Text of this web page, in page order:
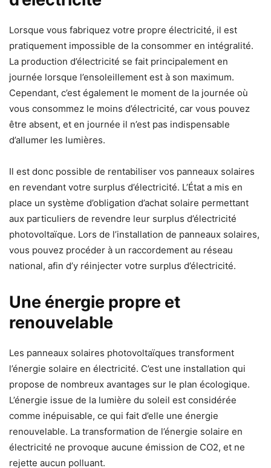
Lorsque vous fabriquez votre propre électricité, il est
pratiquement impossible de la consommer en intégralité.
La production d’électricité se fait principalement en
journée lorsque l’ensoleillement est à son maximum.
Cependant, c’est également le moment de la journée où
vous consommez le moins d’électricité, car vous pouvez
être absent, et en journée il n’est pas indispensable
d’allumer les lumières.
Il est donc possible de rentabiliser vos panneaux solaires
en revendant votre surplus d’électricité. L’État a mis en
place un système d’obligation d’achat solaire permettant
aux particuliers de revendre leur surplus d’électricité
photovoltaïque. Lors de l’installation de panneaux solaires,
vous pouvez procéder à un raccordement au réseau
national, afin d’y réinjecter votre surplus d’électricité.
Une énergie propre et
renouvelable
Les panneaux solaires photovoltaïques transforment
l’énergie solaire en électricité. C’est une installation qui
propose de nombreux avantages sur le plan écologique.
L’énergie issue de la lumière du soleil est considérée
comme inépuisable, ce qui fait d’elle une énergie
renouvelable. La transformation de l’énergie solaire en
électricité ne provoque aucune émission de CO2, et ne
rejette aucun polluant.